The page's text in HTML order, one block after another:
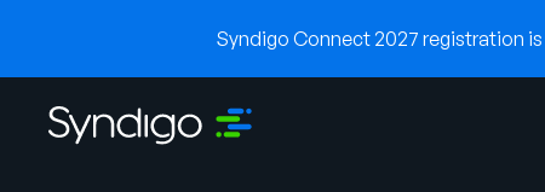
Syndigo Connect 2027 registration